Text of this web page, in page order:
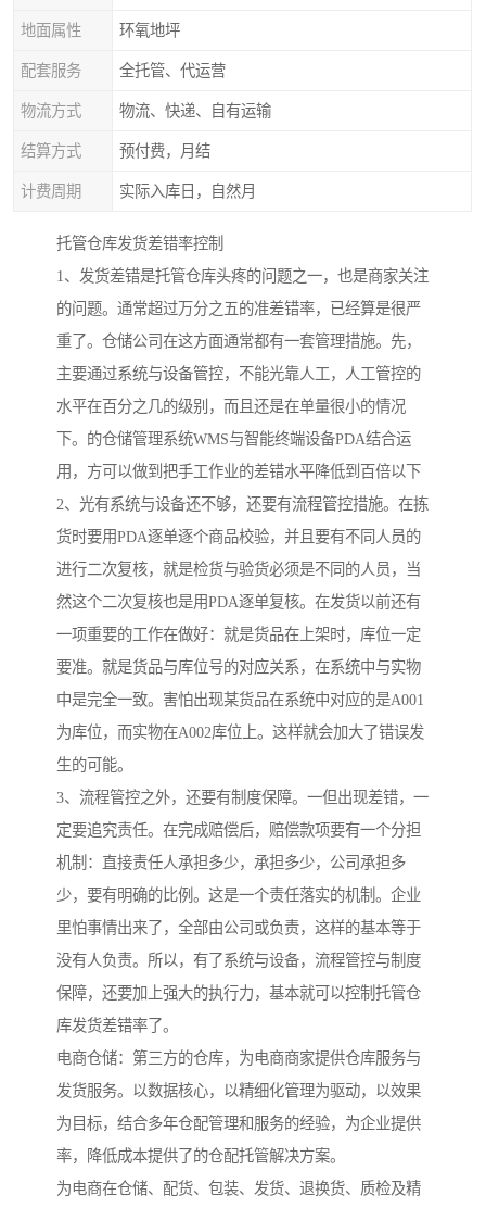
地面属性 环氧地坪
配套服务 全托管、代运营
物流方式 物流、快递、自有运输
结算方式 预付费，月结
计费周期 实际入库日，自然月
托管仓库发货差错率控制
1、发货差错是托管仓库头疼的问题之一，也是商家关注
的问题。通常超过万分之五的准差错率，已经算是很严
重了。仓储公司在这方面通常都有一套管理措施。先，
主要通过系统与设备管控，不能光靠人工，人工管控的
水平在百分之几的级别，而且还是在单量很小的情况
下。的仓储管理系统WMS与智能终端设备PDA结合运
用，方可以做到把手工作业的差错水平降低到百倍以下
2、光有系统与设备还不够，还要有流程管控措施。在拣
货时要用PDA逐单逐个商品校验，并且要有不同人员的
进行二次复核，就是检货与验货必须是不同的人员，当
然这个二次复核也是用PDA逐单复核。在发货以前还有
一项重要的工作在做好：就是货品在上架时，库位一定
要准。就是货品与库位号的对应关系，在系统中与实物
中是完全一致。害怕出现某货品在系统中对应的是A001
为库位，而实物在A002库位上。这样就会加大了错误发
生的可能。
3、流程管控之外，还要有制度保障。一但出现差错，一
定要追究责任。在完成赔偿后，赔偿款项要有一个分担
机制：直接责任人承担多少，承担多少，公司承担多
少，要有明确的比例。这是一个责任落实的机制。企业
里怕事情出来了，全部由公司或负责，这样的基本等于
没有人负责。所以，有了系统与设备，流程管控与制度
保障，还要加上强大的执行力，基本就可以控制托管仓
库发货差错率了。
电商仓储：第三方的仓库，为电商商家提供仓库服务与
发货服务。以数据核心，以精细化管理为驱动，以效果
为目标，结合多年仓配管理和服务的经验，为企业提供
率，降低成本提供了的仓配托管解决方案。
为电商在仓储、配货、包装、发货、退换货、质检及精